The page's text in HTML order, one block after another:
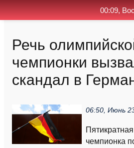
Речь
чемпионки
скандал в
06:50, Июнь
чемпионка
00:09,